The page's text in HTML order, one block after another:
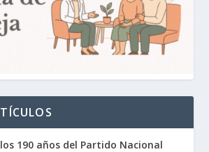
190 años del Partido Nacional